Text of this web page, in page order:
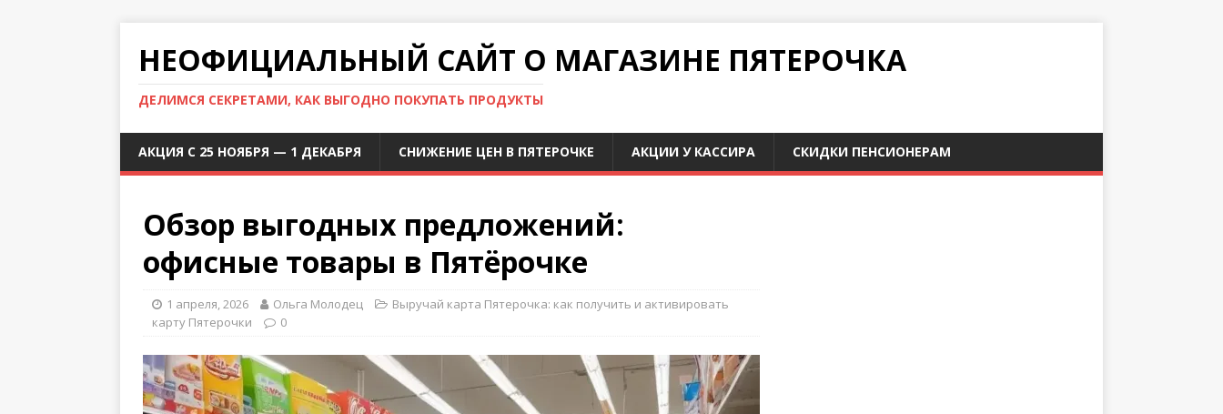
НЕОФИЦИАЛЬНЫЙ САЙТ О МАГАЗИНЕ ПЯТЕРОЧКА
ДЕЛИМСЯ СЕКРЕТАМИ, КАК ВЫГОДНО ПОКУПАТЬ ПРОДУКТЫ
АКЦИЯ С 25 НОЯБРЯ — 1 ДЕКАБРЯ СНИЖЕНИЕ ЦЕН В ПЯТЕРОЧКЕ АКЦИИ У КАССИРА СКИДКИ ПЕНСИОНЕРАМ
Обзор выгодных предложений:
офисные товары в Пятёрочке
1 апреля, 2026 Ольга Молодец
Выручай карта Пятерочка: как получить и активировать
карту Пятерочки
0